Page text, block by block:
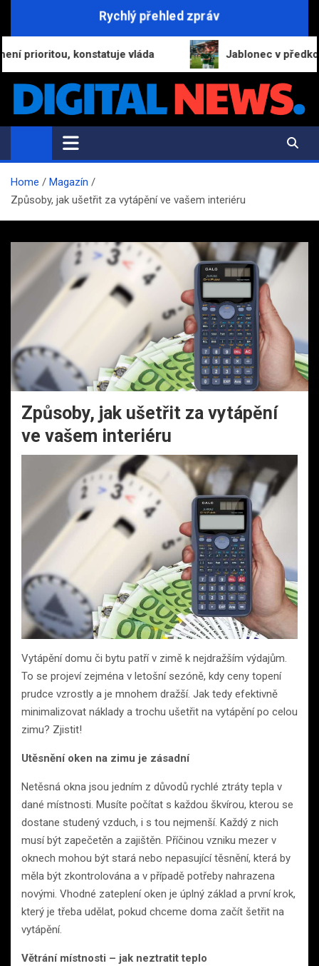
Rychlý přehled zpráv
konstatuje vláda Jablonec v předkole
Digital-News.cz
Informační a zpravodajský portál
Home
Magazín
Způsoby, jak ušetřit za vytápění ve vašem interiéru
Způsoby, jak ušetřit za vytápění
ve vašem interiéru
Vytápění domu či bytu patří v zimě k nejdražším výdajům.
To se projeví zejména v letošní sezóně, kdy ceny topení
prudce vzrostly a je mnohem dražší. Jak tedy efektivně
minimalizovat náklady a trochu ušetřit na vytápění po celou
zimu? Zjistit!
Utěsnění oken na zimu je zásadní
Netěsná okna jsou jedním z důvodů rychlé ztráty tepla v
dané místnosti. Musíte počítat s každou škvírou, kterou se
dostane studený vzduch, i s tou nejmenší. Každý z nich
musí být zapečetěn a zajištěn. Příčinou vzniku mezer v
oknech mohou být stará nebo nepasující těsnění, která by
měla být zkontrolována a v případě potřeby nahrazena
novými. Vhodné zateplení oken je úplný základ a první krok,
který je třeba udělat, pokud chceme doma začít šetřit na
vytápění.
Větrání místnosti – jak neztratit teplo